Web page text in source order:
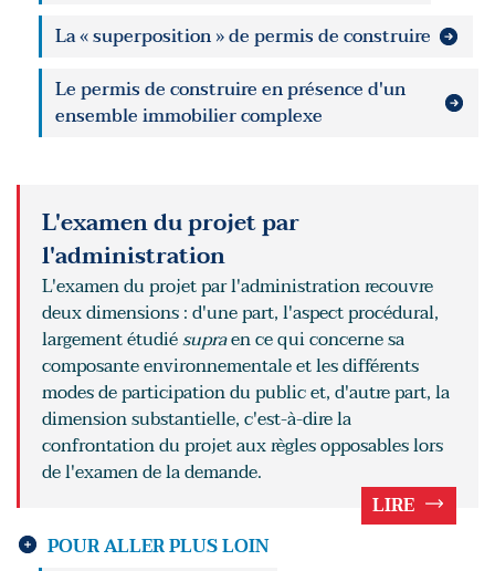
La « superposition » de permis de construire
Le permis de construire en présence d'un
ensemble immobilier complexe
L'examen du projet par
l'administration
L'examen du projet par l'administration recouvre
deux dimensions : d'une part, l'aspect procédural,
largement étudiésupraen ce qui concerne sa
composante environnementale et les différents
modes de participation du public et, d'autre part, la
dimension substantielle, c'est-à-dire la
confrontation du projet aux règles opposables lors
de l'examen de la demande.
LIRE
POUR ALLER PLUS LOIN